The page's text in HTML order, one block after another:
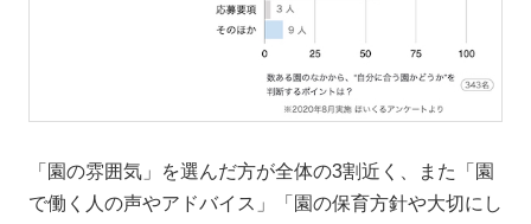
「園の雰囲気」を選んだ方が全体の3割近く、また「園
で働く人の声やアドバイス」「園の保育方針や大切にし